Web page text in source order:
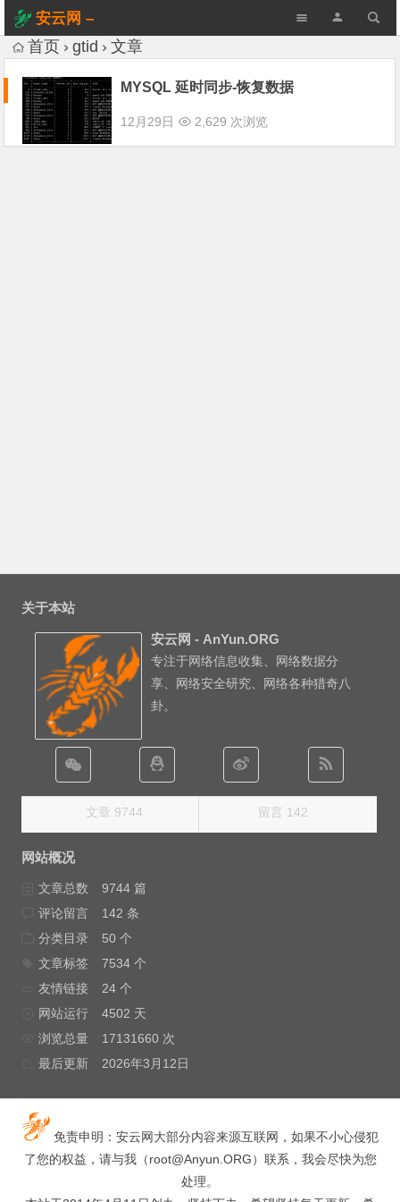
安云网 –
AnYun.ORG
首页 gtid 文章
MYSQL 延时同步-恢复数据
12月29日 2,629 次浏览
关于本站
安云网 - AnYun.ORG
专注于网络信息收集、网络数据分
享、网络安全研究、网络各种猎奇八
卦。
文章 9744 留言 142
网站概况
文章总数
9744 篇
评论留言
142 条
分类目录
50 个
文章标签
7534 个
友情链接
24 个
网站运行
4502 天
浏览总量
17131660 次
最后更新
2026年3月12日
免责申明：安云网大部分内容来源互联网，如果不小心侵犯
了您的权益，请与我（root@Anyun.ORG）联系，我会尽快为您
处理。